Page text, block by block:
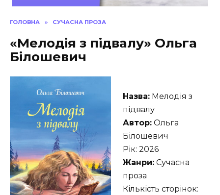
ГОЛОВНА » СУЧАСНА ПРОЗА
«Мелодія з підвалу» Ольга
Білошевич
Назва: Мелодія з
підвалу
Автор: Ольга
Білошевич
Рік: 2026
Жанри: Сучасна
проза
Кількість сторінок: